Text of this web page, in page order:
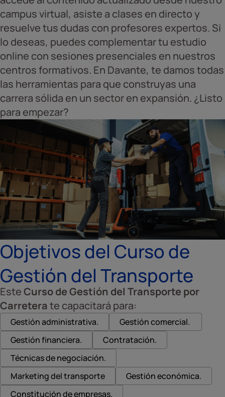
campus virtual, asiste a clases en directo y
resuelve tus dudas con profesores expertos. Si
lo deseas, puedes complementar tu estudio
online con sesiones presenciales en nuestros
centros formativos. En Davante, te damos todas
las herramientas para que construyas una
carrera sólida en un sector en expansión. ¿Listo
para empezar?
Objetivos del Curso de
Gestión del Transporte
EsteCurso de Gestión del Transporte por
Carreterate capacitará para:
Gestión administrativa.
Gestión comercial.
Gestión financiera.
Contratación.
Técnicas de negociación.
Marketing del transporte
Gestión económica.
Constitución de empresas.